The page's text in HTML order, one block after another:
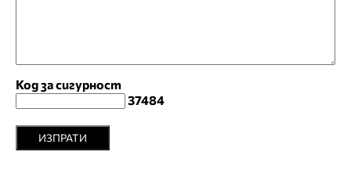
Код за сигурност
37484
ИЗПРАТИ